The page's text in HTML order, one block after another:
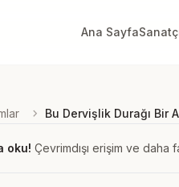
Ana Sayfa
chevron_right Bu Dervişlik Durağı Bir
oku! Çevrimdışı erişim ve daha